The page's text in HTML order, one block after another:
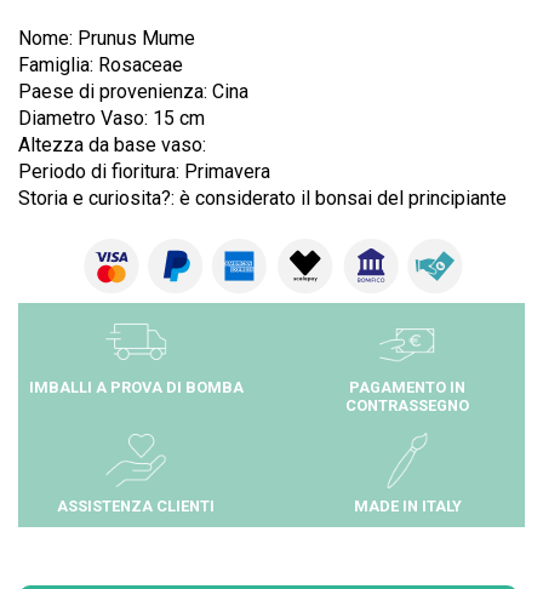
Nome: Prunus Mume
Famiglia: Rosaceae
Paese di provenienza: Cina
Diametro Vaso: 15 cm
Altezza da base vaso:
Periodo di fioritura: Primavera
Storia e curiosita?: è considerato il bonsai del principiante
IMBALLI A PROVA DI BOMBA
PAGAMENTO IN
CONTRASSEGNO
ASSISTENZA CLIENTI MADE IN ITALY